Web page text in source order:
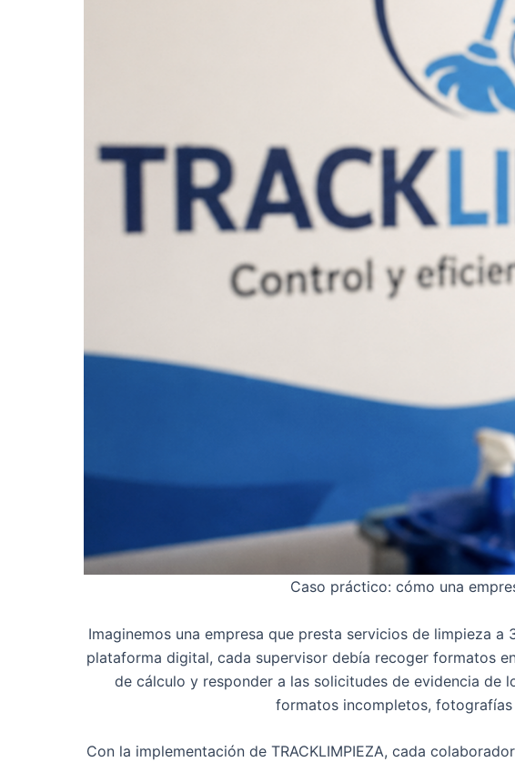
Caso práctico: cómo una
Imaginemos una empresa que presta servicios de limpieza
plataforma digital, cada supervisor debía recoger formatos
de cálculo y responder a las solicitudes de evidencia de
formatos incompletos,
Con la implementación de TRACKLIMPIEZA, cada